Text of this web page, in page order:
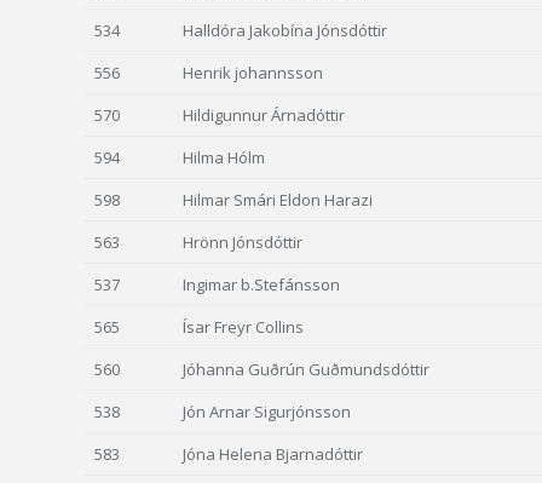
534
Halldóra Jakobína Jónsdóttir
556
Henrik johannsson
570
Hildigunnur Árnadóttir
594
Hilma Hólm
598
Hilmar Smári Eldon Harazi
563
Hrönn Jónsdóttir
537
Ingimar b.Stefánsson
565
Ísar Freyr Collins
560
Jóhanna Guðrún Guðmundsdóttir
538
Jón Arnar Sigurjónsson
583
Jóna Helena Bjarnadóttir